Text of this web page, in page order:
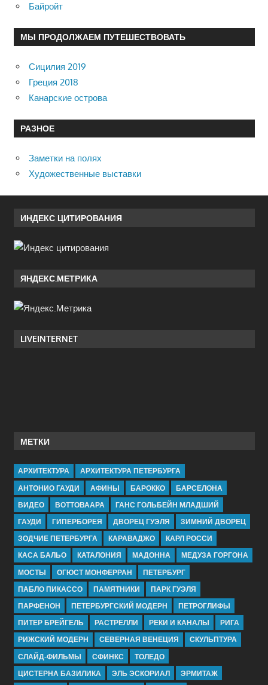
Байройт
МЫ ПРОДОЛЖАЕМ ПУТЕШЕСТВОВАТЬ
Сицилия 2019
Греция 2018
Канарские острова
РАЗНОЕ
Заметки на полях
Художественные выставки
ИНДЕКС ЦИТИРОВАНИЯ
ЯНДЕКС.МЕТРИКА
LIVEINTERNET
МЕТКИ
АРХИТЕКТУРА
АРХИТЕКТУРА ПЕТЕРБУРГА
АНТОНИО ГАУДИ
АФИНЫ БАРОККО
БАРСЕЛОНА
ВИДЕО
ВОТТОВААРА
ГАНС ГОЛЬБЕЙН МЛАДШИЙ
ГАУДИ
ГИПЕРБОРЕЯ ДВОРЕЦ ГУЭЛЯ
ЗИМНИЙ ДВОРЕЦ
ЗОДЧИЕ ПЕТЕРБУРГА
КАРАВАДЖО
КАРЛ РОССИ
КАСА БАЛЬО
КАТАЛОНИЯ МАДОННА
МЕДУЗА ГОРГОНА
МОСТЫ
ОГЮСТ МОНФЕРРАН
ПЕТЕРБУРГ
ПАБЛО ПИКАССО
ПАМЯТНИКИ
ПАРК ГУЭЛЯ
ПАРФЕНОН
ПЕТЕРБУРГСКИЙ МОДЕРН
ПЕТРОГЛИФЫ
ПИТЕР БРЕЙГЕЛЬ
РАСТРЕЛЛИ РЕКИ И КАНАЛЫ
РИГА
РИЖСКИЙ МОДЕРН
СЕВЕРНАЯ ВЕНЕЦИЯ
СКУЛЬПТУРА
СЛАЙД-ФИЛЬМЫ
СФИНКС
ТОЛЕДО
ЦИСТЕРНА БАЗИЛИКА
ЭЛЬ ЭСКОРИАЛ ЭРМИТАЖ